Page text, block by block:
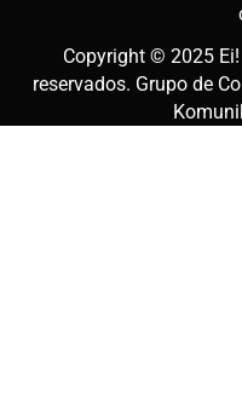
Copyright © 2025
reservados. Grupo de